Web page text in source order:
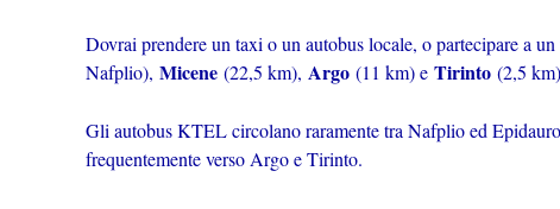
Dovrai prendere un taxi o un autobus locale, o partecipare a
Nafplio), Micene (22,5 km), Argo (11 km) e Tirinto (2,5
Gli autobus KTEL circolano raramente tra Nafplio ed
frequentemente verso Argo e Tirinto.